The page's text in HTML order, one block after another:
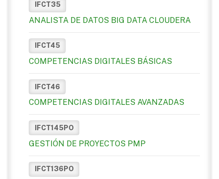
IFCT35
ANALISTA DE DATOS BIG DATA CLOUDERA
IFCT45
COMPETENCIAS DIGITALES BÁSICAS
IFCT46
COMPETENCIAS DIGITALES AVANZADAS
IFCT145PO
GESTIÓN DE PROYECTOS PMP
IFCT136PO